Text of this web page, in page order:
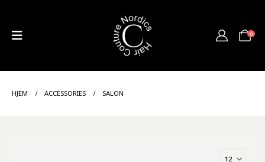
0
HJEM ACCESSORIES SALON